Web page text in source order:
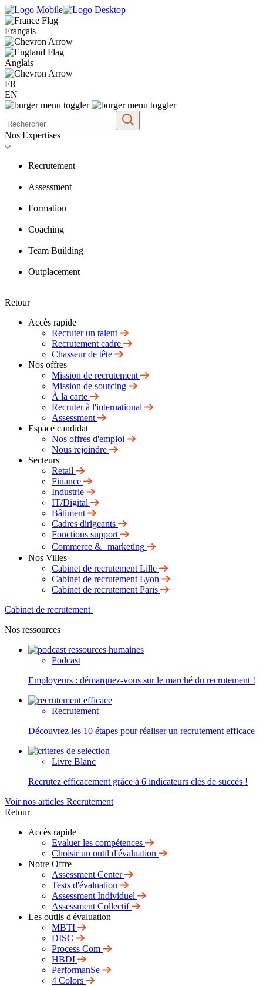
Français
Anglais
FR
EN
Nos Expertises
Recrutement
Assessment
Formation
Coaching
Team Building
Outplacement
Retour
Accès rapide
Recruter un talent
Recrutement cadre
Chasseur de tête
Nos offres
Mission de recrutement
Mission de sourcing
À la carte
Recruter à l'international
Assessment
Espace candidat
Nos offres d'emploi
Nous rejoindre
Secteurs
Retail
Finance
Industrie
IT/Digital
Bâtiment
Cadres dirigeants
Fonctions support
Commerce & marketing
Nos Villes
Cabinet de recrutement Lille
Cabinet de recrutement Lyon
Cabinet de recrutement Paris
Cabinet de recrutement
Nos ressources
Podcast
Employeurs : démarquez-vous sur le marché du recrutement !
Recrutement
Découvrez les 10 étapes pour réaliser un recrutement efficace
Livre Blanc
Recrutez efficacement grâce à 6 indicateurs clés de succès !
Voir nos articles Recrutement
Retour
Accès rapide
Evaluer les compétences
Choisir un outil d'évaluation
Notre Offre
Assessment Center
Tests d'évaluation
Assessment Individuel
Assessment Collectif
Les outils d'évaluation
MBTI
DISC
Process Com
HBDI
PerformanSe
4 Colors